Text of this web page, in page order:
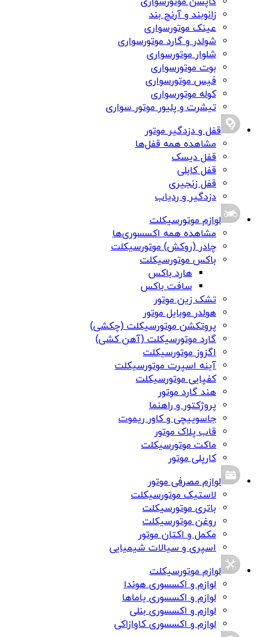
زانوبند و آرنج بند
عینک موتورسواری
شولدر و گارد موتورسواری
شلوار موتورسواری
بوت موتورسواری
فیس موتورسواری
کوله موتورسواری
تیشرت و پلیور موتور سواری
قفل و دزدگیر موتور
مشاهده همه قفل‌ها
قفل دیسک
قفل کابلی
قفل زنجیری
دزدگیر و ردیاب
لوازم موتورسیکلت
مشاهده همه اکسسوری‌ها
چادر (روکش) موتورسیکلت
باکس موتورسیکلت
هارد باکس
سافت باکس
تشک زین موتور
هولدر موبایل موتور
پروتکشن موتورسیکلت (چکشی)
گارد موتورسیکلت (آهن کشی)
اگزوز موتورسیکلت
آینه اسپرت موتورسیکلت
کفپایی موتورسیکلت
هند گارد موتور
پروژکتور و راهنما
جاسوییچی و کاور ریموت
قاب پلاک موتور
ماکت موتورسیکلت
کارپلی موتور
لوازم مصرفی موتور
لاستیک موتورسیکلت
باتری موتورسیکلت
روغن موتورسیکلت
مکمل و اکتان موتور
اسپری و سیالات شیمیایی
لوازم موتورسیکلت
لوازم و اکسسوری هوندا
لوازم و اکسسوری یاماها
لوازم و اکسسوری بنلی
لوازم و اکسسوری کاوازاکی